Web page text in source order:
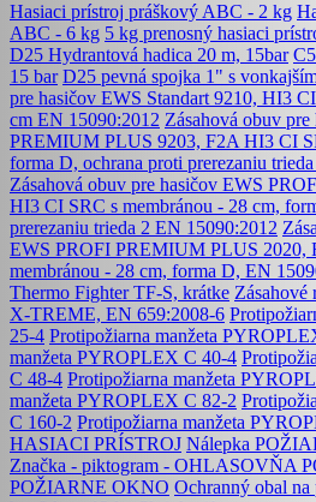
Hasiaci prístroj práškový ABC - 2 kg
ABC - 6 kg 5 kg prenosný hasiaci
D25 Hydrantová hadica 20 m, 15bar
15 bar D25 pevná spojka 1" s
pre hasičov EWS Standart 9210, HI3
cm EN 15090:2012 Zásahová obuv
PREMIUM PLUS 9203, F2A HI3 CI
forma D, ochrana proti prerezaniu
Zásahová obuv pre hasičov EWS
HI3 CI SRC s membránou - 28 cm,
prerezaniu trieda 2 EN 15090:2012
EWS PROFI PREMIUM PLUS 2020,
membránou - 28 cm, forma D, EN
Thermo Fighter TF-S, krátke
X-TREME, EN 659:2008-6
25-4 Protipožiarna manžeta
manžeta PYROPLEX C 40-4
C 48-4 Protipožiarna manžeta
manžeta PYROPLEX C 82-2
C 160-2 Protipožiarna manžeta
HASIACI PRÍSTROJ Nálepka
Značka - piktogram - OHLASOVŇA
POŽIARNE OKNO Ochranný obal na